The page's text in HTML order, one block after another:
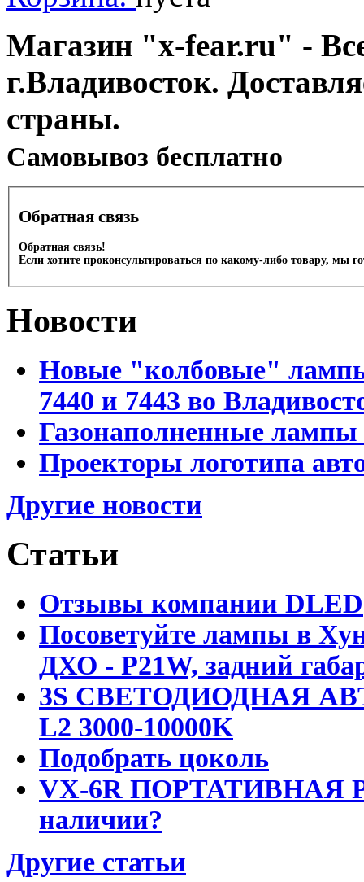
Магазин "x-fear.ru" -
г.Владивосток.
страны.
Cамовывоз бесплатно
Обратная связь
Обратная связь!
Если хотите проконсультироваться по какому-либо товару, мы
Новости
Новые "колбовые"
7440 и 7443 во
Газонаполненные лампы
Проекторы логотипа
Другие новости
Статьи
Отзывы компании DLED
Посоветуйте лампы в
ДХО - P21W, задний
3S СВЕТОДИОДНАЯ
L2 3000-10000K
Подобрать цоколь
VX-6R ПОРТАТИВНАЯ
наличии?
Другие статьи